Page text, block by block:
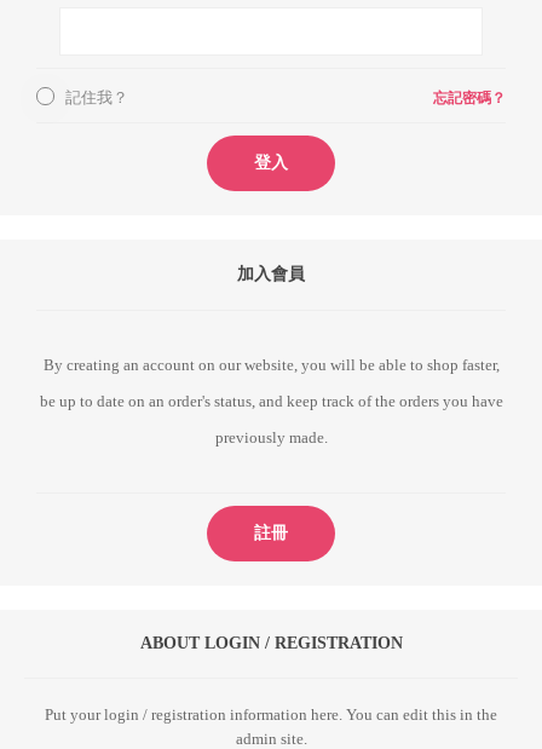
記住我？ 忘記密碼？
登入
加入會員
By creating an account on our website, you will be able to shop faster,
be up to date on an order's status, and keep track of the orders you have
previously made.
註冊
ABOUT LOGIN / REGISTRATION
Put your login / registration information here. You can edit this in the
admin site.